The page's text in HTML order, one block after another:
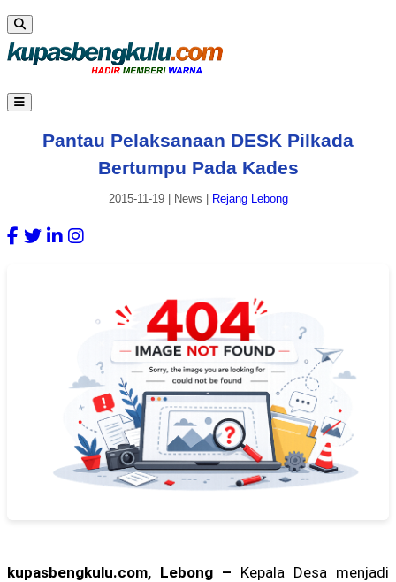
Pantau Pelaksanaan DESK Pilkada
Bertumpu Pada Kades
2015-11-19| News Rejang Lebong
kupasbengkulu.com, Lebong – Kepala Desa menjadi